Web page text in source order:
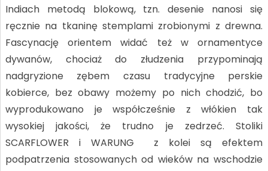
Indiach metodą blokową, tzn. desenie nanosi się
ręcznie na tkaninę stemplami zrobionymi z drewna.
Fascynację orientem widać też w ornamentyce
dywanów, chociaż do złudzenia przypominają
nadgryzione zębem czasu tradycyjne perskie
kobierce, bez obawy możemy po nich chodzić, bo
wyprodukowano je współcześnie z włókien tak
wysokiej jakości, że trudno je zedrzeć. Stoliki
SCARFLOWER i WARUNG z kolei są efektem
podpatrzenia stosowanych od wieków na wschodzie